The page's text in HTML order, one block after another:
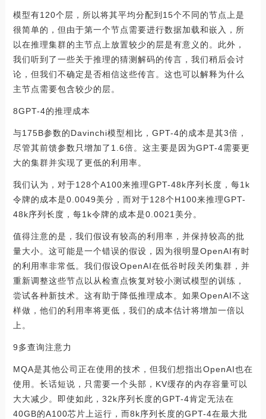
模型有120个层，所以将其平均分配到15个不同的节点上是
很简单的，但由于第一个节点需要进行数据加载和嵌入，所
以在推理集群的主节点上放置较少的层是有意义的。此外，
我们听到了一些关于推理的猜测解码的传言，我们稍后会讨
论，但我们不确定是否相信这些传言。这也可以解释为什么
主节点需要包含较少的层。
8GPT-4的推理成本
与175B参数的Davinchi模型相比，GPT-4的成本是其3倍，
尽管其前馈参数只增加了1.6倍。这主要是因为GPT-4需要更
大的集群并实现了更低的利用率。
我们认为，对于128个A100来推理GPT-48k序列长度，每1k
令牌的成本是0.0049美分，而对于128个H100来推理GPT-
48k序列长度，每1k令牌的成本是0.0021美分。
值得注意的是，我们假设有较高的利用率，并保持较高的批
量大小。这可能是一个错误的假设，因为很明显OpenAI有时
的利用率非常低。我们假设OpenAI在低谷时段关闭集群，并
重新调整这些节点以从检查点恢复对较小测试模型的训练，
尝试各种新技术。这有助于降低推理成本。如果OpenAI不这
样做，他们的利用率将更低，我们的成本估计将增加一倍以
上。
9多查询注意力
MQA是其他公司正在使用的技术，但我们想指出OpenAI也在
使用。长话短说，只需要一个头部，KV缓存的内存容量可以
大大减少。即使如此，32k序列长度的GPT-4肯定无法在
40GB的A100芯片上运行，而8k序列长度的GPT-4在最大批